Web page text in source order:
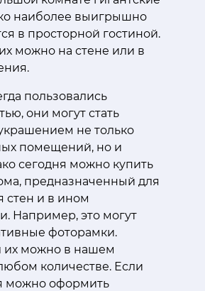
наиболее выигрышно
в просторной гостиной.
можно на стене или в
пользовались
они могут стать
не только
помещений, но и
сегодня можно купить
предназначенный для
и в ином
Например, это могут
фоторамки.
их можно в нашем
количестве. Если
можно оформить